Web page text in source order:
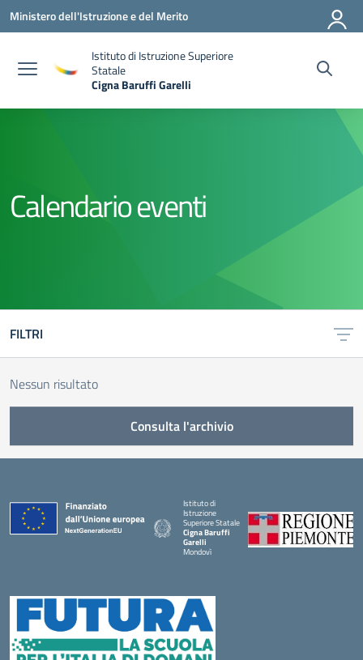
Vai ai contenuti
Vai al menu di navigazione
Vai al footer
Ministero dell'Istruzione e del Merito
Istituto di Istruzione Superiore
Statale
Cigna Baruffi Garelli
Calendario eventi
FILTRI
Nessun risultato
Consulta l'archivio
Istituto di
Istruzione
Superiore Statale
Cigna Baruffi
Garelli
Mondovì